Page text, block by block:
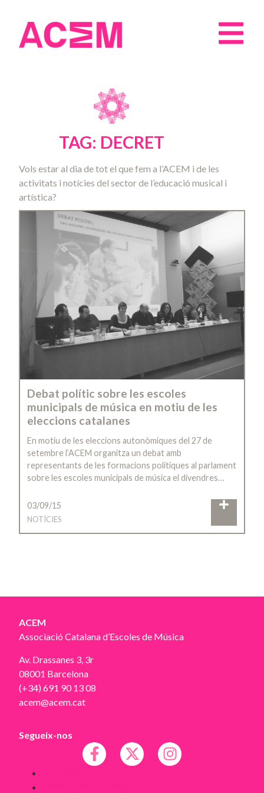
TAG: DECRET
Vols estar al dia de tot el que fem a l’ACEM i de les
activitats i notícies del sector de l’educació musical i
artística?
Debat polític sobre les escoles
municipals de música en motiu de les
eleccions catalanes
En motiu de les eleccions autonòmiques del 27 de
setembre l’ACEM organitza un debat amb
representants de les formacions polítiques al parlament
sobre les escoles municipals de música el divendres…
03/09/15
NOTÍCIES
ACEM
Associació Catalana d’Escoles de Música
Av. Drassanes 3, 3r
08001 Barcelona
(+34) 691 90 13 08
acem@acem.cat
Segueix-nos